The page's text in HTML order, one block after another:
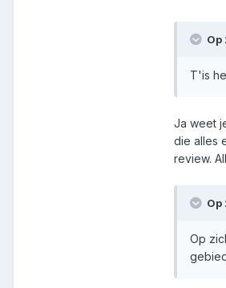
Op
T'is
Ja weet
die alles
review.
Op
Op